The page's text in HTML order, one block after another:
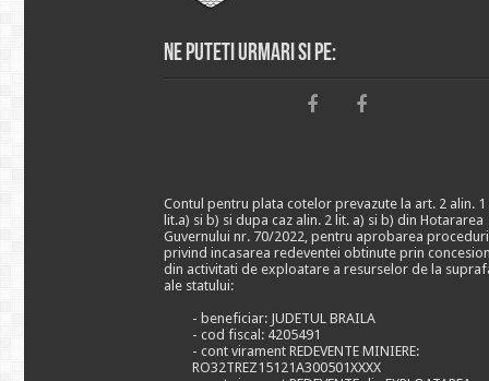
Ne puteti urmari si pe:
Contul pentru plata cotelor prevazute la art. 2 alin. 1
lit.a) si b) si dupa caz alin. 2 lit. a) si b) din Hotararea
Guvernului nr. 70/2022, pentru aprobarea
privind incasarea redeventei obtinute prin
din activitati de exploatare a resurselor de la
ale statului:
- beneficiar: JUDETUL BRAILA
- cod fiscal: 4205491
- cont virament REDEVENTE MINIERE:
RO32TREZ15121A300501XXXX